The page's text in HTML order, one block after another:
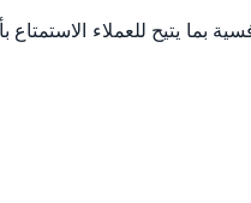
يتيح للعملاء الاستمتاع